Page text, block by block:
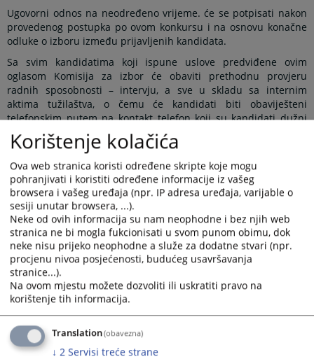
Ugovorni odnos na neodređeno vrijeme. će se potpisati nakon
provedenog postupka po ovom konkursu i na osnovu konačne
odluke o izboru između prijavljenih kandidata.
Sa svim kandidatima koji ispune uslove predviđene ovim
oglasom Komisija za izbor će obaviti prethodnu provjeru
radnih sposobnosti – intervju, a sve u skladu sa internim
aktima tužilaštva, o čemu će kandidati biti obaviješteni
telefonskim putem na kontakt telefon koji su kandidati dužni
navesti u prijavi.
Prijave sa dokazima o ispunjavanju uslova se mogu dostaviti
lično ili putem pošte na adresu: Okružno javno tužilaštvo u
Istočnom Sarajevu, ul. Karađorđeva br.5, 71123 Istočno
Sarajevo, sa naznakom „Prijava na konkurs za stručnog
saradnika broj: A – 103/26“.
Rok za podnošenje prijava kandidata je osam (8) dana od dana
objavljivanja javnog oglasa u dnevnom listu „Glas Srpske “.
Neblagovremene i nepotpune prijave, kao i prijave kandidata
koji ne ispunjavaju uslove, neće se uzeti u razmatranje.
Napomena za sve kandidate: Ukoliko kandidat podnese lažne
dokumente prilikom prijavljivanja na konkurs, sa istim će biti
raskinut ugovor o djelu.
Tekst oglasa možete preuzeti u prilogu.
Korištenje kolačića
Ova web stranica koristi određene skripte koje mogu
pohranjivati i koristiti određene informacije iz vašeg
browsera i vašeg uređaja (npr. IP adresa uređaja, varijable o
sesiji unutar browsera, ...).
Neke od ovih informacija su nam neophodne i bez njih web
stranica ne bi mogla fukcionisati u svom punom obimu, dok
neke nisu prijeko neophodne a služe za dodatne stvari (npr.
procjenu nivoa posjećenosti, budućeg usavršavanja
stranice...).
Na ovom mjestu možete dozvoliti ili uskratiti pravo na
korištenje tih informacija.
Translation(obavezna)
↓ 2 Servisi treće strane